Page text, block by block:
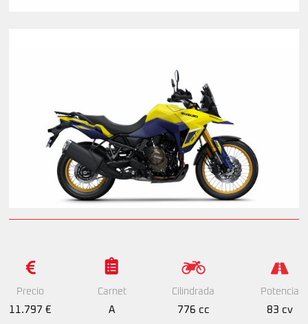
Precio
11.797 €
Carnet
A
Cilindrada
776 cc
Potencia
83 cv